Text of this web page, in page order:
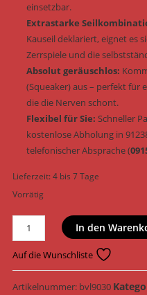
einsetzbar.
Extrastarke
Kauseil deklariert, eignet es
Zerrspiele und die
Absolut geräuschlos:
(Squeaker) aus – perfekt für
die die Nerven schont.
Flexibel für Sie: Schneller
kostenlose Abholung in
telefonischer Absprache (
Lieferzeit:4 bis 7 Tage
Vorrätig
Trixie
Hundespielzeug
Tau
Baumwolle/Polyester
&
In den
Auf die Wunschliste
Artikelnummer: bvl9030